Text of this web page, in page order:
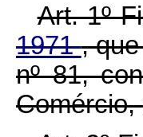
Art. 1º
1971,
nº 81,
Comércio,